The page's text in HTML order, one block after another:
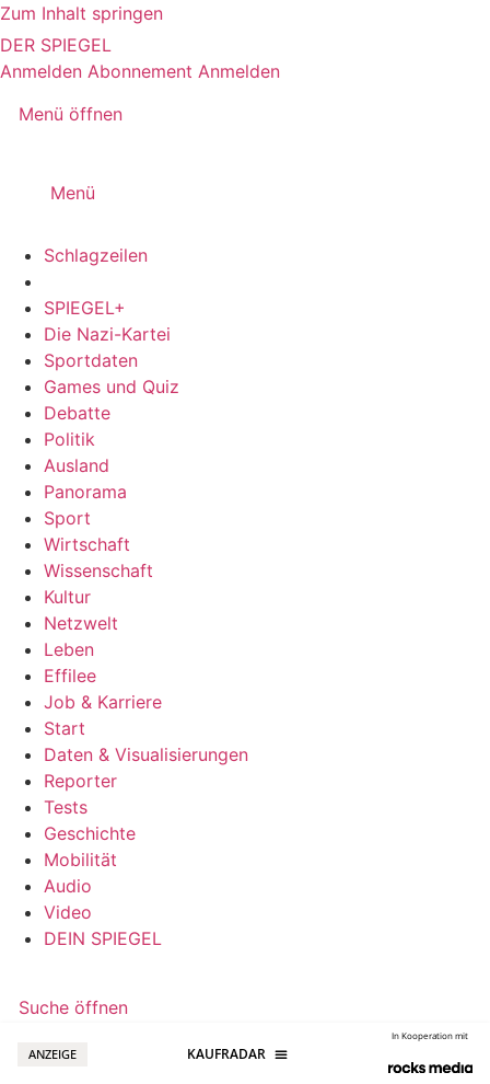
Zum Inhalt springen
DER SPIEGEL
Anmelden Abonnement Anmelden
Menü öffnen
Menü
Schlagzeilen
SPIEGEL+
Die Nazi-Kartei
Sportdaten
Games und Quiz
Debatte
Politik
Ausland
Panorama
Sport
Wirtschaft
Wissenschaft
Kultur
Netzwelt
Leben
Effilee
Job & Karriere
Start
Daten & Visualisierungen
Reporter
Tests
Geschichte
Mobilität
Audio
Video
DEIN SPIEGEL
Suche öffnen
ANZEIGE
In Kooperation mit